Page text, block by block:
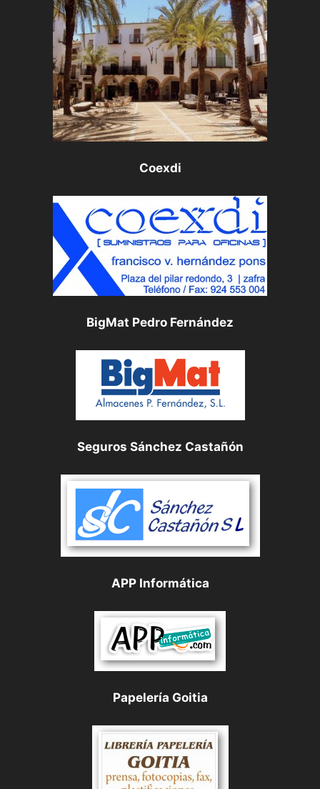
Coexdi
BigMat Pedro Fernández
Seguros Sánchez Castañón
APP Informática
Papelería Goitia